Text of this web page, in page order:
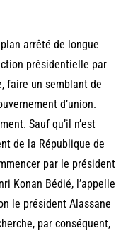
arrêté de longue
présidentielle par
faire un semblant de
d’union.
Sauf qu’il n’est
de la République de
par le président
Konan Bédié, l’appelle
le président Alassane
par conséquent,